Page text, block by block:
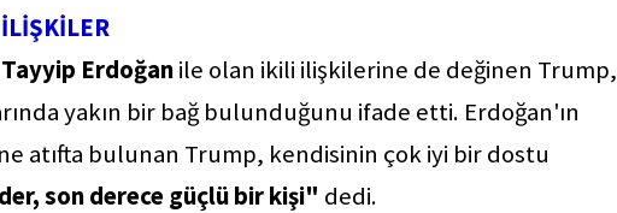
Tayyip Erdoğanile olan ikili ilişkilerine de değinen Trump,
yakın bir bağ bulunduğunu ifade etti. Erdoğan'ın
atıfta bulunan Trump, kendisinin çok iyi bir dostu
son derece güçlü bir kişi" dedi.